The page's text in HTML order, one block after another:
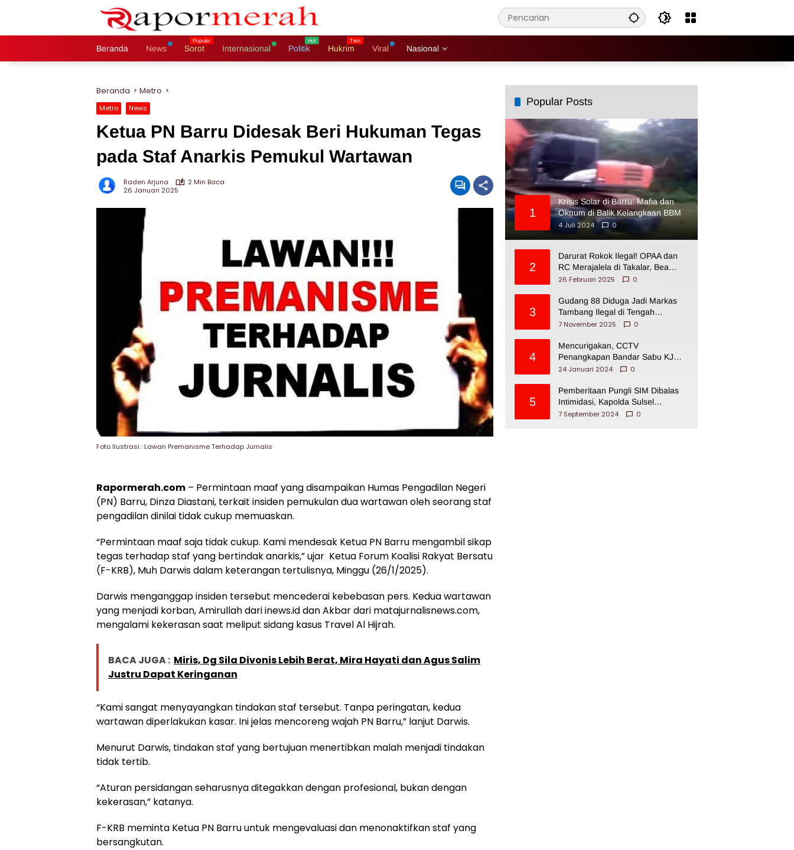
Beranda News Sorot Internasional Politik Hukrim Viral Nasional
Beranda Metro
Metro News
Ketua PN Barru Didesak Beri Hukuman Tegas
pada Staf Anarkis Pemukul Wartawan
Raden Arjuna
2 Min Baca
26 Januari 2025
Foto Ilustrasi : Lawan Premanisme Terhadap Jurnalis
Rapormerah.com – Permintaan maaf yang disampaikan Humas Pengadilan Negeri
(PN) Barru, Dinza Diastani, terkait insiden pemukulan dua wartawan oleh seorang staf
pengadilan dinilai tidak cukup memuaskan.
“Permintaan maaf saja tidak cukup. Kami mendesak Ketua PN Barru mengambil sikap
tegas terhadap staf yang bertindak anarkis,” ujar Ketua Forum Koalisi Rakyat Bersatu
(F-KRB), Muh Darwis dalam keterangan tertulisnya, Minggu (26/1/2025).
Darwis menganggap insiden tersebut mencederai kebebasan pers. Kedua wartawan
yang menjadi korban, Amirullah dari inews.id dan Akbar dari matajurnalisnews.com,
mengalami kekerasan saat meliput sidang kasus Travel Al Hijrah.
BACA JUGA : Miris, Dg Sila Divonis Lebih Berat, Mira Hayati dan Agus Salim
Justru Dapat Keringanan
“Kami sangat menyayangkan tindakan staf tersebut. Tanpa peringatan, kedua
wartawan diperlakukan kasar. Ini jelas mencoreng wajah PN Barru,” lanjut Darwis.
Menurut Darwis, tindakan staf yang bertujuan menertibkan malah menjadi tindakan
tidak tertib.
“Aturan persidangan seharusnya ditegakkan dengan profesional, bukan dengan
kekerasan,” katanya.
F-KRB meminta Ketua PN Barru untuk mengevaluasi dan menonaktifkan staf yang
bersangkutan.
Popular Posts
1
Krisis Solar di Barru: Mafia dan
Oknum di Balik Kelangkaan BBM
4 Juli 2024
0
2
Darurat Rokok Ilegal! OPAA dan
RC Merajalela di Takalar, Bea
Cukai Impoten
26 Februari 2025 0
3
Gudang 88 Diduga Jadi Markas
Tambang Ilegal di Tengah
Permukiman Warga Makassar
7 November 2025 0
4
Mencurigakan, CCTV
Penangkapan Bandar Sabu KJ
Disita Oknum BNNP Sulsel
24 Januari 2024 0
5
Pemberitaan Pungli SIM Dibalas
Intimidasi, Kapolda Sulsel
Dikecam PJI Sulsel
7 September 2024 0